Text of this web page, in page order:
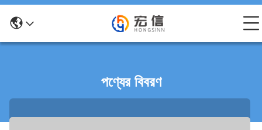
পণ্যের বিবরণ